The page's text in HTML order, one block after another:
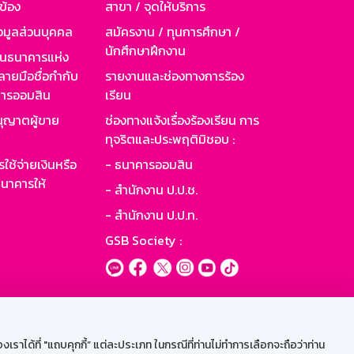
ได้ที่ "แถบคุกกี้” แต่ละประเภท ในกรณีที่ท่านไม่ทำการเลือกจะถือว่าท่าน
อง
มูลส่วนบุคคล
นาคารแห่ง
ายมือชื่อกำกับ
รออมสิน
ญาตผู้ขาย
ช้จ่ายเงินหรือ
คารให้
สาขา / จุดให้บริการ
สมัครงาน / ทุนการศึกษา /
นักศึกษาฝึกงาน
รายงานและช่องทางการร้อง
เรียน
ช่องทางแจ้งเรื่องร้องเรียน การ
ทุจริตและประพฤติมิชอบ :
- ธนาคารออมสิน
- สำนักงาน ป.ป.ช.
- สำนักงาน ป.ป.ท.
GSB Society :